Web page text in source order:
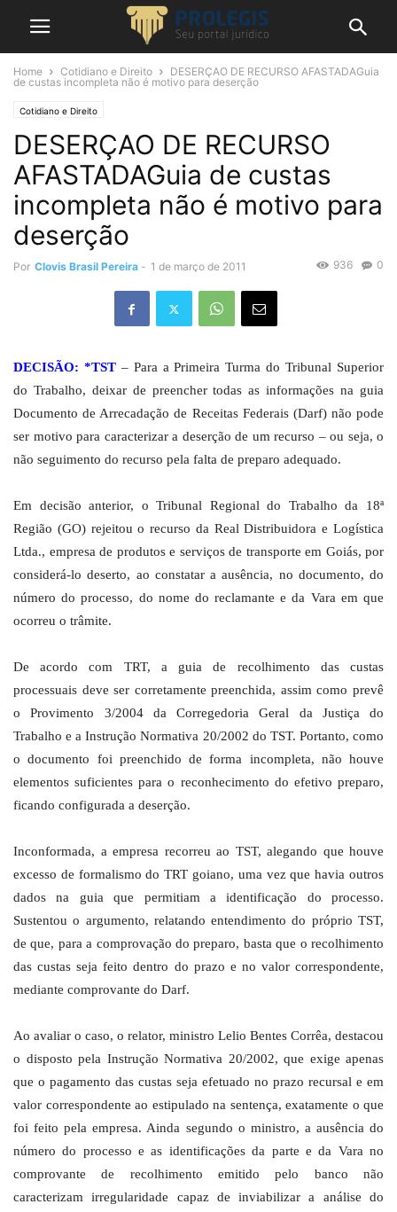
Home Cotidiano e Direito
DESERÇAO DE RECURSO AFASTADAGuia
de custas incompleta não é motivo para deserção
Cotidiano e Direito
DESERÇAO DE RECURSO
AFASTADAGuia de custas
incompleta não é motivo para
deserção
Por Clovis Brasil Pereira - 1 de março de 2011 0
936
DECISÃO: *TST– Para a Primeira Turma do Tribunal Superior
do Trabalho, deixar de preencher todas as informações na guia
Documento de Arrecadação de Receitas Federais (Darf) não pode
ser motivo para caracterizar a deserção de um recurso – ou seja, o
não seguimento do recurso pela falta de preparo adequado.
Em decisão anterior, o Tribunal Regional do Trabalho da 18ª
Região (GO) rejeitou o recurso da Real Distribuidora e Logística
Ltda., empresa de produtos e serviços de transporte em Goiás, por
considerá-lo deserto, ao constatar a ausência, no documento, do
número do processo, do nome do reclamante e da Vara em que
ocorreu o trâmite.
De acordo com TRT, a guia de recolhimento das custas
processuais deve ser corretamente preenchida, assim como prevê
o Provimento 3/2004 da Corregedoria Geral da Justiça do
Trabalho e a Instrução Normativa 20/2002 do TST. Portanto, como
o documento foi preenchido de forma incompleta, não houve
elementos suficientes para o reconhecimento do efetivo preparo,
ficando configurada a deserção.
Inconformada, a empresa recorreu ao TST, alegando que houve
excesso de formalismo do TRT goiano, uma vez que havia outros
dados na guia que permitiam a identificação do processo.
Sustentou o argumento, relatando entendimento do próprio TST,
de que, para a comprovação do preparo, basta que o recolhimento
das custas seja feito dentro do prazo e no valor correspondente,
mediante comprovante do Darf.
Ao avaliar o caso, o relator, ministro Lelio Bentes Corrêa, destacou
o disposto pela Instrução Normativa 20/2002, que exige apenas
que o pagamento das custas seja efetuado no prazo recursal e em
valor correspondente ao estipulado na sentença, exatamente o que
foi feito pela empresa. Ainda segundo o ministro, a ausência do
número do processo e as identificações da parte e da Vara no
comprovante de recolhimento emitido pelo banco não
caracterizam irregularidade capaz de inviabilizar a análise do